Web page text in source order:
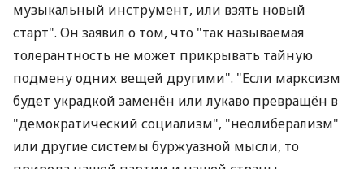
музыкальный инструмент, или взять новый
старт". Он заявил о том, что "так называемая
толерантность не может прикрывать тайную
подмену одних вещей другими". "Если марксизм
будет украдкой заменён или лукаво превращён в
"демократический социализм", "неолиберализм"
или другие системы буржуазной мысли, то